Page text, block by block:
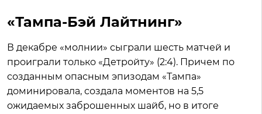
«Тампа-Бэй Лайтнинг»
В декабре «молнии» сыграли шесть матчей и
проиграли только «Детройту» (2:4). Причем по
созданным опасным эпизодам «Тампа»
доминировала, создала моментов на 5,5
ожидаемых заброшенных шайб, но в итоге